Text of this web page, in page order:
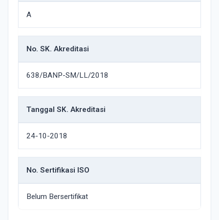
A
No. SK. Akreditasi
638/BANP-SM/LL/2018
Tanggal SK. Akreditasi
24-10-2018
No. Sertifikasi ISO
Belum Bersertifikat